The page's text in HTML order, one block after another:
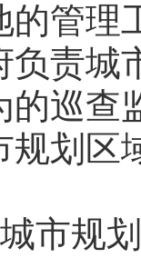
的管理
负责城
的巡查
规划区
市规